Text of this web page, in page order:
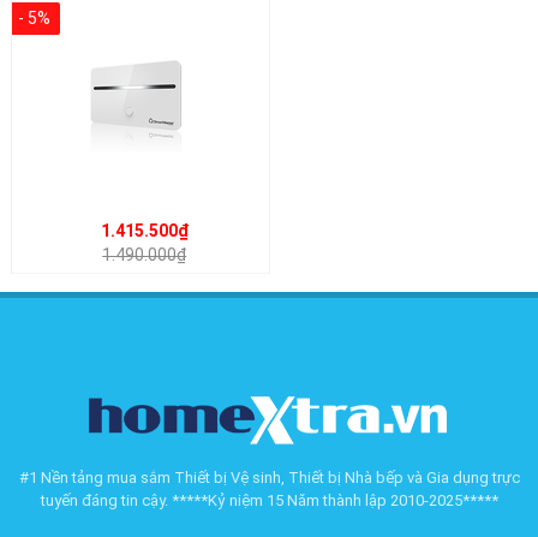
- 5%
1.415.500₫
1.490.000₫
#1 Nền tảng mua sắm Thiết bị Vệ sinh, Thiết bị Nhà bếp và Gia dụng trực
tuyến đáng tin cậy. *****Kỷ niệm 15 Năm thành lập 2010-2025*****